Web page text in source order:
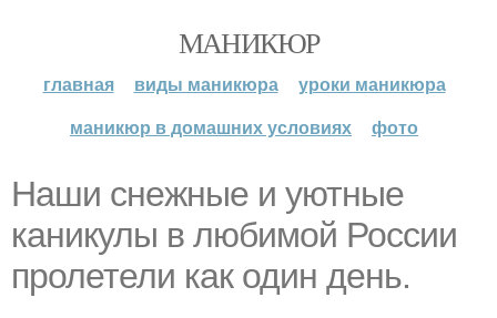
МАНИКЮР
главная виды маникюра
уроки маникюра
маникюр в домашних условиях
фото
Наши снежные и уютные
каникулы в любимой России
пролетели как один день.